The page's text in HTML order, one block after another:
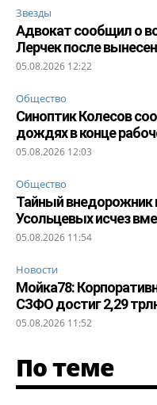
Звезды
Адвокат сообщил о
Лерчек после
05.08.2026 12:22
Общество
Синоптик Колесов
дождях в конце
05.08.2026 12:03
Общество
Тайный внедорожник
Усольцевых исчез
05.08.2026 11:54
Новости
Мойка78:
СЗФО достиг 2,29
05.08.2026 11:52
По теме